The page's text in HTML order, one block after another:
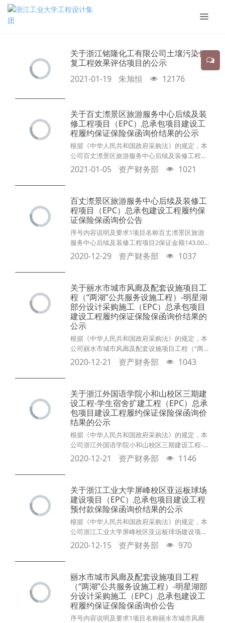
关于浙江铭隆化工有限公司土壤污染修
复工程效果评估项目的公示
2021-01-19
朱旭恒 12176
关于百丈漈景区旅游服务中心后续及装
修工程项目（EPC）总承包项目建设工
程履约保证保险保函询价结果的公示
根据《中华人民共和国政府采购法》的规定，本
公司百丈漈景区旅游服务中心后续及装修工程项
目（EPC）总承包项目询价工作已经结束，经综
合评定，项目保证保险公司已经确定，现将询价
险股份有限公司杭州中心支公司报价总金额：人
民币贰仟叁佰叁拾伍元陆角柒分（¥2335.67）询
价结果将公示三日，如有疑问，请致电0571-
85029378。 浙江工业大学工程设计集团有限
2021-01-05 资产财务部 1021
百丈漈景区旅游服务中心后续及装修工
程项目（EPC）总承包建设工程履约保
证保险保函询价公告
序号内容说明及要求1项目名称百丈漈景区旅游
服务中心后续及装修工程项目2保证金额143.00
万元3报名截止时间2020 年 12月30日15点整4评
价办法报价；履约能力与保险条款审查（不接受
格资料1.提供有效营业执照复印件；2.提供具有
履行保证保险合同所必须的资金实力和能力的证
明材料；3.履约保证保险报价单；4.以上资料均
盖公章。其他：投标人可以到以
2020-12-29 资产财务部 1037
关于丽水市城市风廊及配套设施项目工
程（“两湖”公共服务设施工程）-明星湖
部分设计采购施工（EPC）总承包项目
建设工程履约保证保险保函询价结果的
公示
根据《中华人民共和国政府采购法》的规定，本
公司丽水市城市风廊及配套设施项目工程（“两
湖”公共服务设施工程）-明星湖部分设计采购施
工（EPC）总承包项目询价工作已经结束，经综
结果公示如下：成交保险公司：中国大地财产保
险股份有限公司杭州中心支公司报价总金额：人
民币贰仟元整（¥2000.00）询价结果将公示三
日，如有疑问，请致电0571-85029378。
2020-12-21 资产财务部 1043
关于浙江外国语学院小和山校区三期建
设工程-学生宿舍扩建工程（EPC）总承
包项目建设工程履约保证保险保函询价
结果的公示
根据《中华人民共和国政府采购法》的规定，本
公司浙江外国语学院小和山校区三期建设工程-学
生宿舍扩建工程（EPC）总承包项目询价工作已
经结束，经综合评定，项目保证保险公司已经确
国大地财产保险股份有限公司杭州中心支公司报
价总金额：人民币叁仟叁佰捌拾伍元肆角贰分
（¥3385.42）询价结果将公示三日，如有疑问，
请致电0571-85029378。 浙江工业大学工
2020-12-21 资产财务部 1146
关于浙江工业大学屏峰校区亚运板球场
建设项目（EPC）总承包项目建设工程
预付款保险保函询价结果的公示
根据《中华人民共和国政府采购法》的规定，本
公司浙江工业大学屏峰校区亚运板球场建设项目
（EPC）总承包项目询价工作已经结束，经综合
评定，项目保证保险公司已经确定，现将询价结
股份有限公司浙江分公司报价总金额：人民币捌
万壹仟零柒拾贰元柒角捌分（¥81072.78）询价
结果将公示三日，如有疑问，请致电0571-
85029378。 浙江工业大学工程设计集团有限公
2020-12-15 资产财务部 970
丽水市城市风廊及配套设施项目工程
（“两湖”公共服务设施工程）-明星湖部
分设计采购施工（EPC）总承包建设工
程履约保证保险保函询价公告
序号内容说明及要求1项目名称丽水市城市风廊